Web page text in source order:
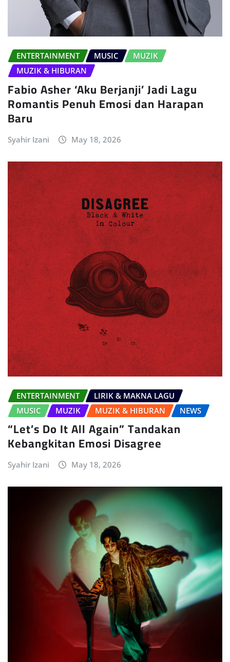
ENTERTAINMENT MUSIC
MUZIK
MUZIK & HIBURAN
Fabio Asher ‘Aku Berjanji’ Jadi Lagu
Romantis Penuh Emosi dan Harapan
Baru
Syahir Izani May 18, 2026
ENTERTAINMENT
LIRIK & MAKNA LAGU
MUSIC
MUZIK MUZIK & HIBURAN NEWS
“Let’s Do It All Again” Tandakan
Kebangkitan Emosi Disagree
Syahir Izani May 18, 2026